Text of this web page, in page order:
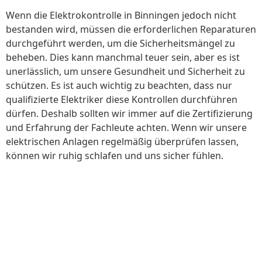
Wenn die Elektrokontrolle in Binningen jedoch nicht
bestanden wird, müssen die erforderlichen Reparaturen
durchgeführt werden, um die Sicherheitsmängel zu
beheben. Dies kann manchmal teuer sein, aber es ist
unerlässlich, um unsere Gesundheit und Sicherheit zu
schützen. Es ist auch wichtig zu beachten, dass nur
qualifizierte Elektriker diese Kontrollen durchführen
dürfen. Deshalb sollten wir immer auf die Zertifizierung
und Erfahrung der Fachleute achten. Wenn wir unsere
elektrischen Anlagen regelmäßig überprüfen lassen,
können wir ruhig schlafen und uns sicher fühlen.